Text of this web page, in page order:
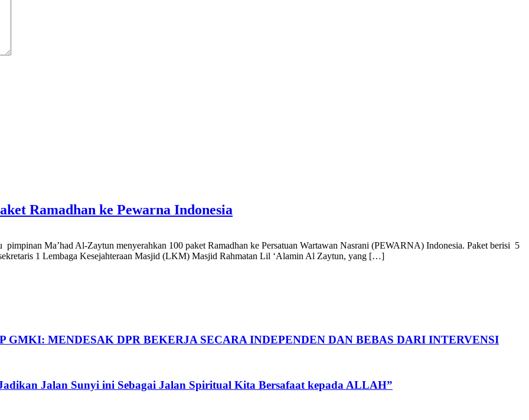
Ramadhan ke Pewarna Indonesia
Ma’had Al-Zaytun menyerahkan 100 paket Ramadhan ke Persatuan Wartawan Nasrani (PEWARNA) Indonesia. Paket berisi 5
1 Lembaga Kesejahteraan Masjid (LKM) Masjid Rahmatan Lil ‘Alamin Al Zaytun, yang […]
GMKI: MENDESAK DPR BEKERJA SECARA INDEPENDEN DAN BEBAS DARI INTERVENSI
Jalan Sunyi ini Sebagai Jalan Spiritual Kita Bersafaat kepada ALLAH”